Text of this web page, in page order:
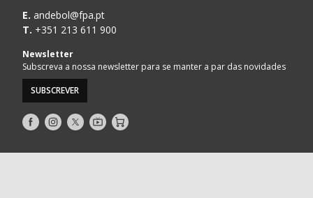
E. andebol@fpa.pt
T. +351 213 611 900
Newsletter
Subscreva a nossa newsletter para se manter a par das novidades
SUBSCREVER
Siga-
nos
no
Siga-
nos
no
Siga-
nos
no
AndebolTV
Loja